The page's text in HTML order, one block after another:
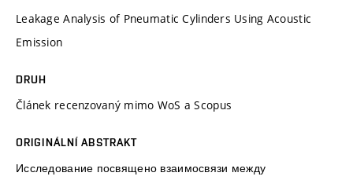
Leakage Analysis of Pneumatic Cylinders Using Acoustic
Emission
DRUH
Článek recenzovaný mimo WoS a Scopus
ORIGINÁLNÍ ABSTRAKT
Исследование посвящено взаимосвязи между